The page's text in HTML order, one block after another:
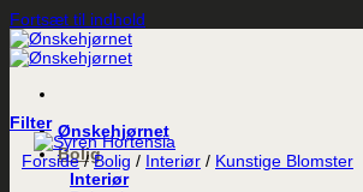
Fortsæt til indhold
Ønskehjørnet
Bolig
Interiør
Filter
Forside / Bolig / Interiør / Kunstige Blomster